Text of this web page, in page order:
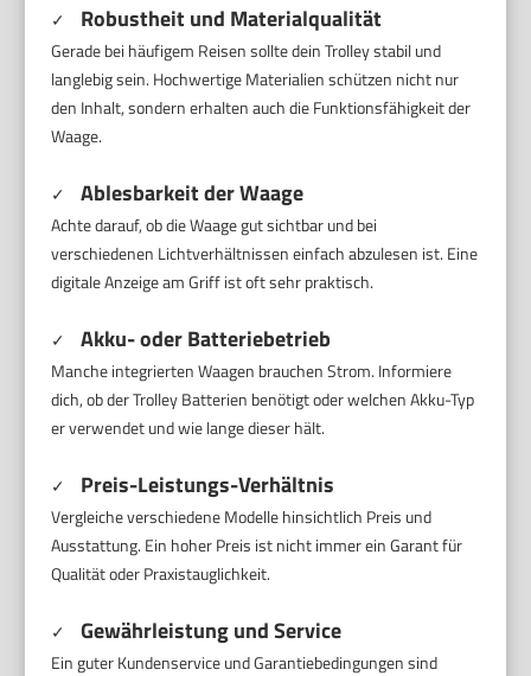
✓ Robustheit und Materialqualität
Gerade bei häufigem Reisen sollte dein Trolley stabil und
langlebig sein. Hochwertige Materialien schützen nicht nur
den Inhalt, sondern erhalten auch die Funktionsfähigkeit der
Waage.
✓ Ablesbarkeit der Waage
Achte darauf, ob die Waage gut sichtbar und bei
verschiedenen Lichtverhältnissen einfach abzulesen ist. Eine
digitale Anzeige am Griff ist oft sehr praktisch.
✓ Akku- oder Batteriebetrieb
Manche integrierten Waagen brauchen Strom. Informiere
dich, ob der Trolley Batterien benötigt oder welchen Akku-Typ
er verwendet und wie lange dieser hält.
✓ Preis-Leistungs-Verhältnis
Vergleiche verschiedene Modelle hinsichtlich Preis und
Ausstattung. Ein hoher Preis ist nicht immer ein Garant für
Qualität oder Praxistauglichkeit.
✓ Gewährleistung und Service
Ein guter Kundenservice und Garantiebedingungen sind